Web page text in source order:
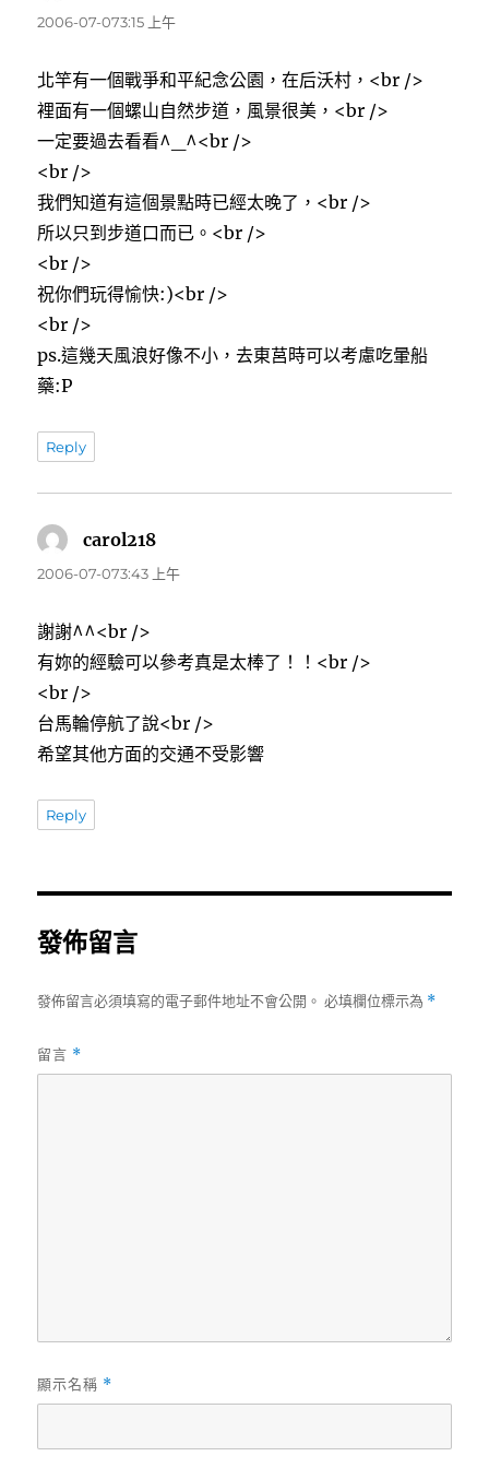
示:
2006-07-073:15 上午
北竿有一個戰爭和平紀念公園，在后沃村，<br />
裡面有一個螺山自然步道，風景很美，<br />
一定要過去看看^_^<br />
<br />
我們知道有這個景點時已經太晚了，<br />
所以只到步道口而已。<br />
<br />
祝你們玩得愉快:)<br />
<br />
ps.這幾天風浪好像不小，去東莒時可以考慮吃暈船
藥:P
Reply
carol218
示:
2006-07-073:43 上午
謝謝^^<br />
有妳的經驗可以參考真是太棒了！！<br />
<br />
台馬輪停航了說<br />
希望其他方面的交通不受影響
Reply
發佈留言
發佈留言必須填寫的電子郵件地址不會公開。 必填欄位標示為 *
留言 *
顯示名稱 *